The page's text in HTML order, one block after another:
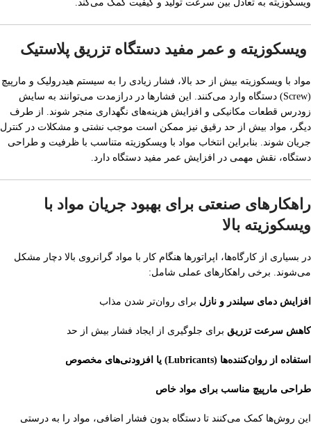
ویسکوزیته به تعادل بین سرعت تولید و کیفیت کمک می‌کند.
ویسکوزیته و عمر مفید دستگاه تزریق پلاستیک
مواد با ویسکوزیته بیش از حد بالا، فشار زیادی را به سیستم هیدرولیک و مارپیچ
(Screw) دستگاه وارد می‌کنند. این فشارها در درازمدت می‌توانند به سایش
زودرس قطعات مکانیکی و افزایش هزینه‌های نگهداری منجر شوند. از طرف
دیگر، مواد بیش از حد رقیق نیز ممکن است موجب نشتی و مشکلات در کنترل
جریان شوند. بنابراین انتخاب مواد با ویسکوزیته متناسب با ظرفیت و طراحی
دستگاه، نقش مهمی در افزایش عمر مفید دستگاه دارد.
راهکارهای صنعتی برای بهبود جریان مواد با
ویسکوزیته بالا
در بسیاری از کارگاه‌ها، اپراتورها هنگام کار با مواد گرانروی بالا دچار مشکل
می‌شوند. برخی راهکارهای عملی شامل:
افزایش دمای سیلندر و نازل برای روان‌تر شدن مذاب
کاهش سرعت تزریق برای جلوگیری از ایجاد فشار بیش از حد
استفاده از روان‌کننده‌ها (Lubricants) یا افزودنی‌های مخصوص
طراحی مارپیچ مناسب برای مواد خاص
این روش‌ها کمک می‌کنند تا دستگاه بدون فشار اضافی، مواد را به درستی